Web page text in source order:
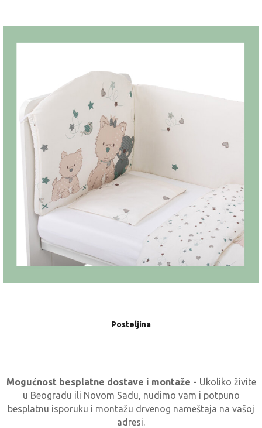
Posteljina
Mogućnost besplatne dostave i montaže - Ukoliko živite
u Beogradu ili Novom Sadu, nudimo vam i potpuno
besplatnu isporuku i montažu drvenog nameštaja na vašoj
adresi.